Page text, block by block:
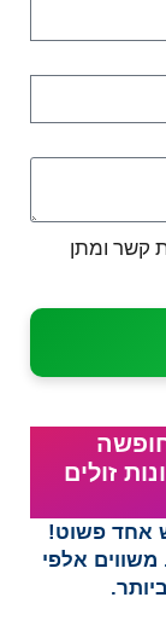
קשר ומתן
זולים
אחד פשוט!
משווים אלפי